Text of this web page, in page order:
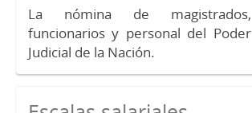
La nómina de magistrados,
funcionarios y personal del Poder
Judicial de la Nación.